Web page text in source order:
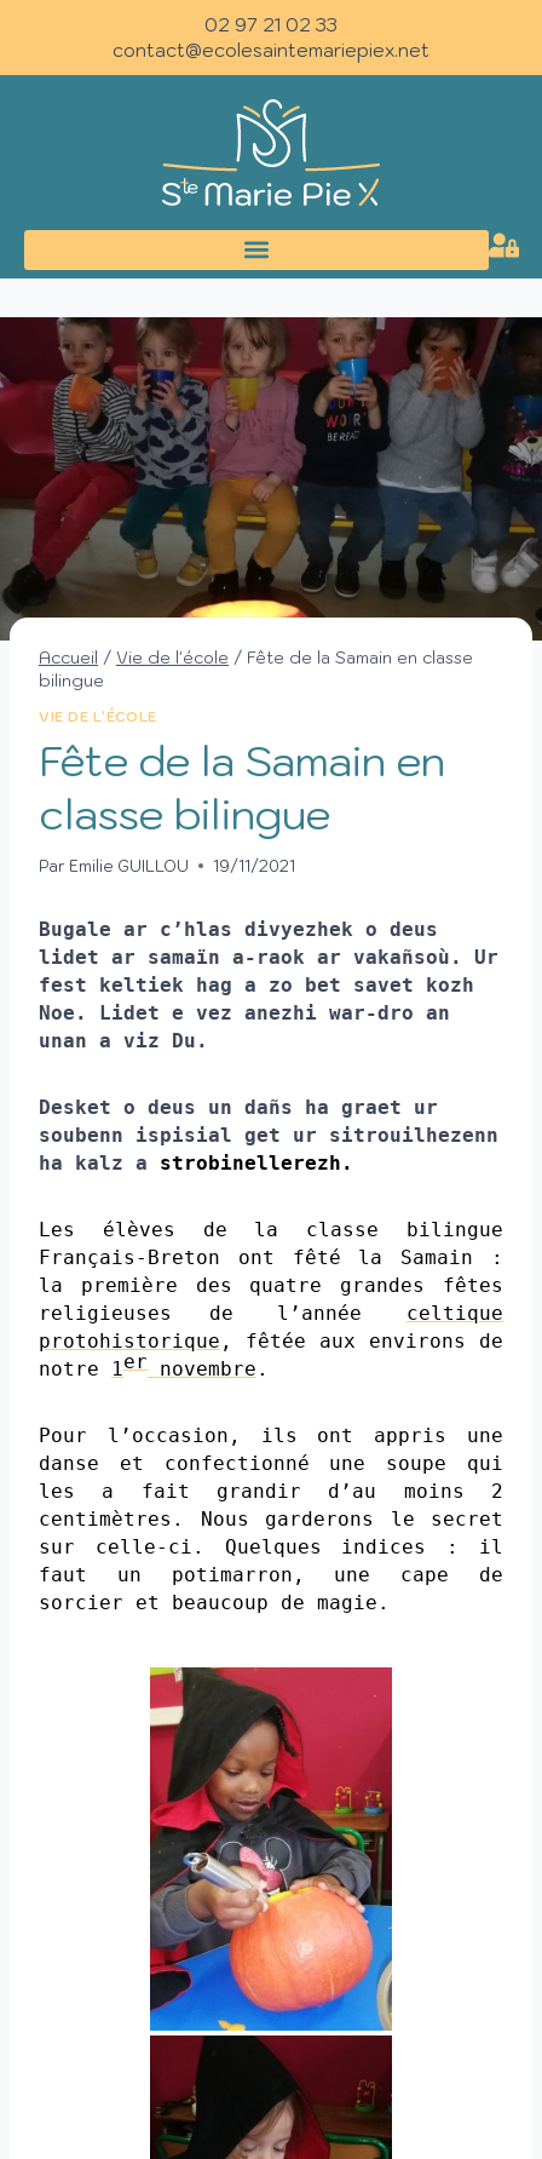
02 97 21 02 33
contact@ecolesaintemariepiex.net
Accueil / Vie de l'école / Fête de la Samain en classe
bilingue
VIE DE L'ÉCOLE
Fête de la Samain en
classe bilingue
Par Emilie GUILLOU 19/11/2021
Bugale ar c’hlas divyezhek o deus
lidet ar samaïn a-raok ar vakañsoù. Ur
fest keltiek hag a zo bet savet kozh
Noe. Lidet e vez anezhi war-dro an
unan a viz Du.
Desket o deus un dañs ha graet ur
soubenn ispisial get ur sitrouilhezenn
ha kalz a strobinellerezh.
Les élèves de la classe bilingue
Français-Breton ont fêté la Samain :
la première des quatre grandes fêtes
religieuses
de l’année celtique
protohistorique , fêtée aux environs de
notre
1 er novembre .
Pour l’occasion, ils ont appris une
danse et confectionné une soupe qui
les a fait grandir d’au moins 2
centimètres. Nous garderons le secret
sur celle-ci. Quelques indices :
il
faut un potimarron, une cape de
sorcier et beaucoup de magie.